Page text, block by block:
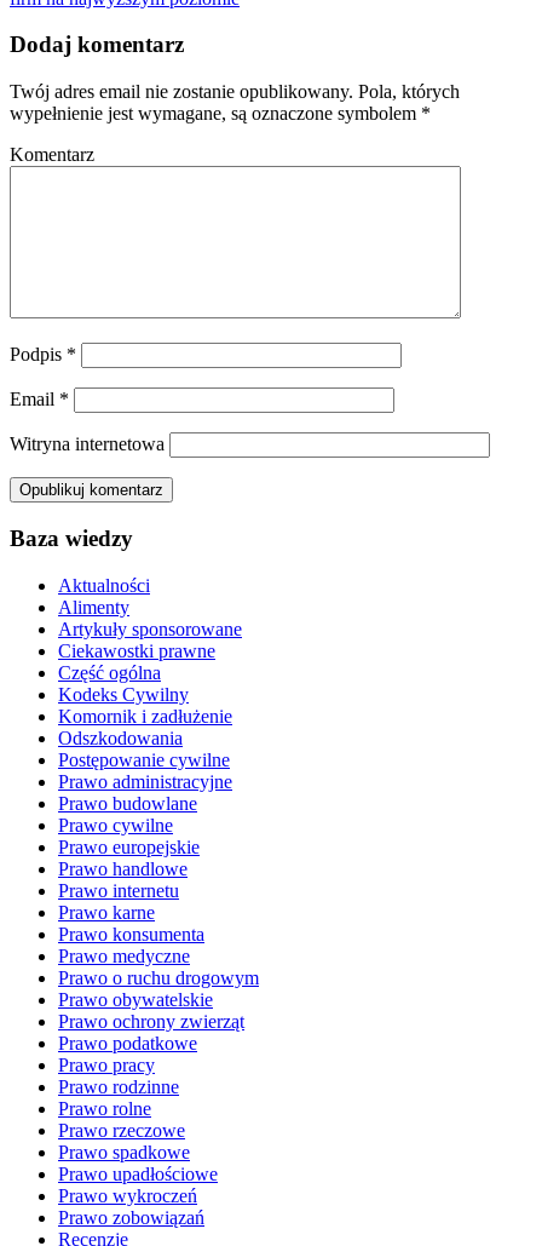
Dodaj komentarz
Twój adres email nie zostanie opublikowany. Pola, których
wypełnienie jest wymagane, są oznaczone symbolem *
Komentarz
Podpis *
Email *
Witryna internetowa
Baza wiedzy
Aktualności
Alimenty
Artykuły sponsorowane
Ciekawostki prawne
Część ogólna
Kodeks Cywilny
Komornik i zadłużenie
Odszkodowania
Postępowanie cywilne
Prawo administracyjne
Prawo budowlane
Prawo cywilne
Prawo europejskie
Prawo handlowe
Prawo internetu
Prawo karne
Prawo konsumenta
Prawo medyczne
Prawo o ruchu drogowym
Prawo obywatelskie
Prawo ochrony zwierząt
Prawo podatkowe
Prawo pracy
Prawo rodzinne
Prawo rolne
Prawo rzeczowe
Prawo spadkowe
Prawo upadłościowe
Prawo wykroczeń
Prawo zobowiązań
Recenzje